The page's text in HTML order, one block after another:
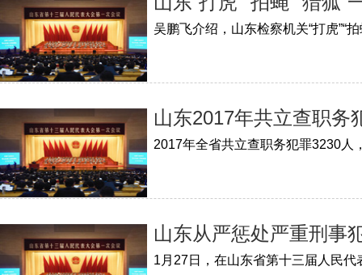
山东2017年共立查职务
山东从严惩处严重刑事